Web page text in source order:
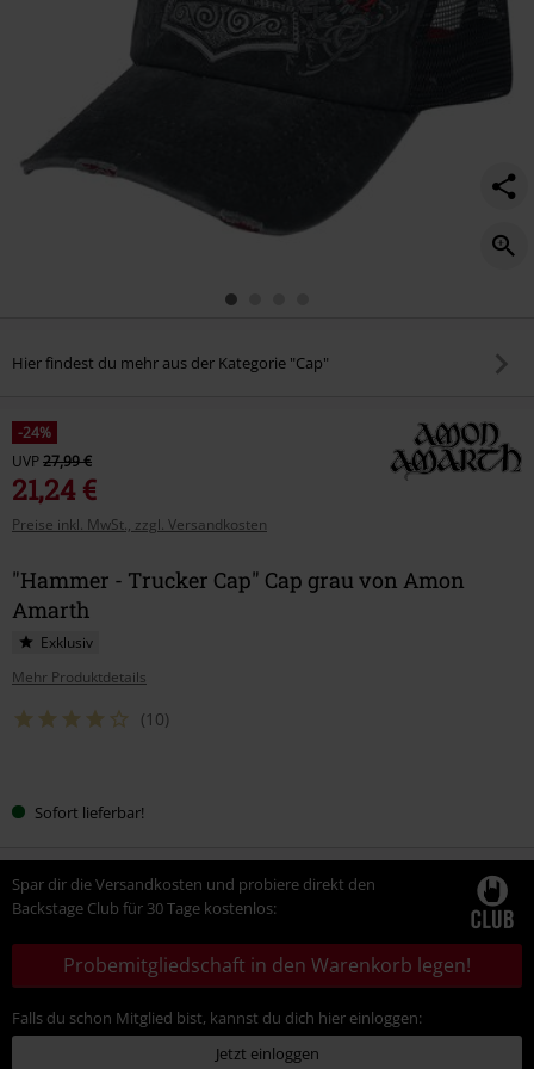
Hier findest du mehr aus der Kategorie "Cap"
-24%
UVP27,99 €
21,24 €
Preise inkl. MwSt., zzgl. Versandkosten
"Hammer - Trucker Cap" Cap grau von Amon
Amarth
Exklusiv
Mehr Produktdetails
(10)
deineSofort lieferbar!
Spar dir die Versandkosten und probiere direkt den
Backstage Club für 30 Tage kostenlos:
Probemitgliedschaft in den Warenkorb legen!
Falls du schon Mitglied bist, kannst du dich hier einloggen:
Jetzt einloggen